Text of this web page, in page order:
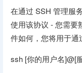
在通过 SSH 管理服
使用该协议 - 您需要
件如何，您将用于通
ssh [你的用户名]@[